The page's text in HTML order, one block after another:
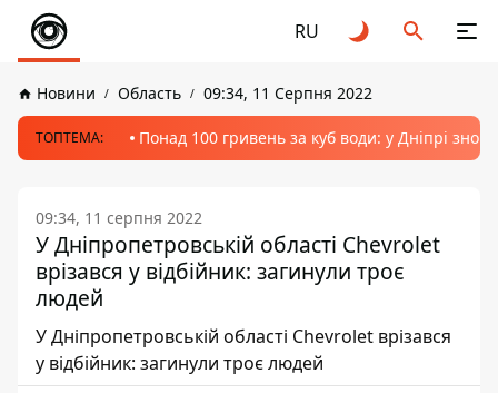
RU
Новини Область 09:34, 11 Серпня 2022
ТОПТЕМА: Понад 100 гривень за куб води: у Дніпрі
09:34, 11 серпня 2022
У Дніпропетровській області Chevrolet
врізався у відбійник: загинули троє
людей
У Дніпропетровській області Chevrolet врізався
у відбійник: загинули троє людей